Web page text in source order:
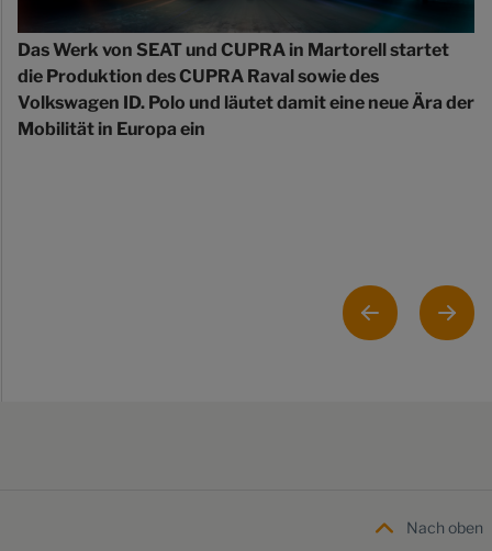
Das Werk von SEAT und CUPRA in Martorell startet
die Produktion des CUPRA Raval sowie des
Volkswagen ID. Polo und läutet damit eine neue Ära der
Mobilität in Europa ein
Nach oben